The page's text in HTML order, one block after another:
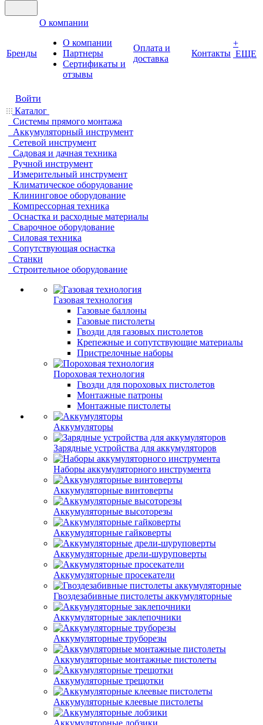
Бренды
О компании
О компании
Партнеры
Cертификаты и
отзывы
Оплата и
доставка
Контакты
+
ЕЩЕ
Войти
Каталог
Системы прямого монтажа
Аккумуляторный инструмент
Сетевой инструмент
Садовая и дачная техника
Ручной инструмент
Измерительный инструмент
Климатическое оборудование
Клининговое оборудование
Компрессорная техника
Оснастка и расходные материалы
Сварочное оборудование
Силовая техника
Сопутствующая оснастка
Станки
Строительное оборудование
Газовая технология
Газовые баллоны
Газовые пистолеты
Гвозди для газовых пистолетов
Крепежные и сопутствующие материалы
Пристрелочные наборы
Пороховая технология
Гвозди для пороховых пистолетов
Монтажные патроны
Монтажные пистолеты
Аккумуляторы
Зарядные устройства для аккумуляторов
Наборы аккумуляторного инструмента
Аккумуляторные винтоверты
Аккумуляторные высоторезы
Аккумуляторные гайковерты
Аккумуляторные дрели-шуруповерты
Аккумуляторные просекатели
Гвоздезабивные пистолеты аккумуляторные
Аккумуляторные заклепочники
Аккумуляторные труборезы
Аккумуляторные монтажные пистолеты
Аккумуляторные трещотки
Аккумуляторные клеевые пистолеты
Аккумуляторные лобзики